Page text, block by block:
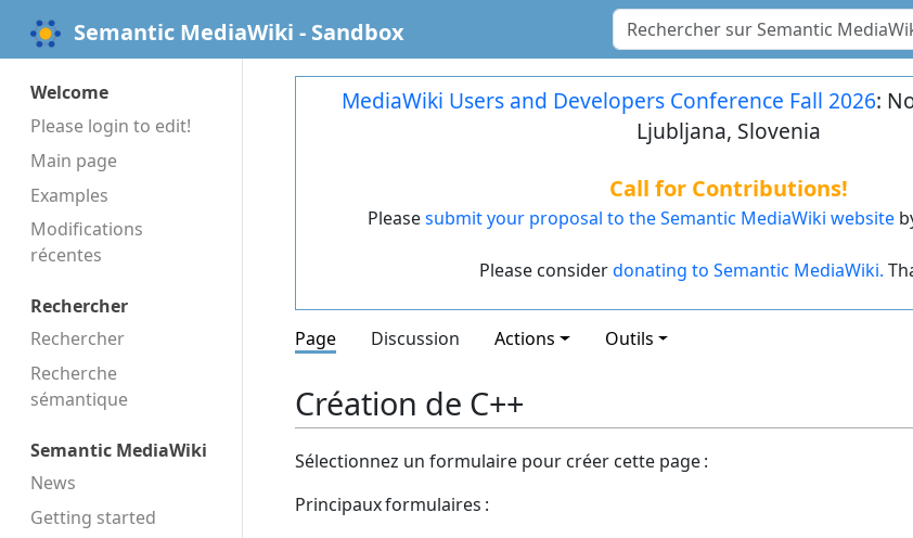
Semantic MediaWiki - Sandbox
Welcome
Please login to edit!
Main page
Examples
Modifications
récentes
Rechercher
Rechercher
Recherche
sémantique
Semantic MediaWiki
News
Getting started
MediaWiki Users and Developers Conference Fall 2026:
Ljubljana, Slovenia
Call for Contributions!
Pleasesubmit your proposal to the Semantic MediaWiki website
Please considerdonating to Semantic MediaWiki.
Page Discussion Actions Outils
Création de C++
Sélectionnez un formulaire pour créer cette page :
Principaux formulaires :